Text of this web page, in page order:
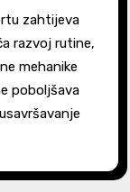
razvoj rutine,
mehanike
poboljšava